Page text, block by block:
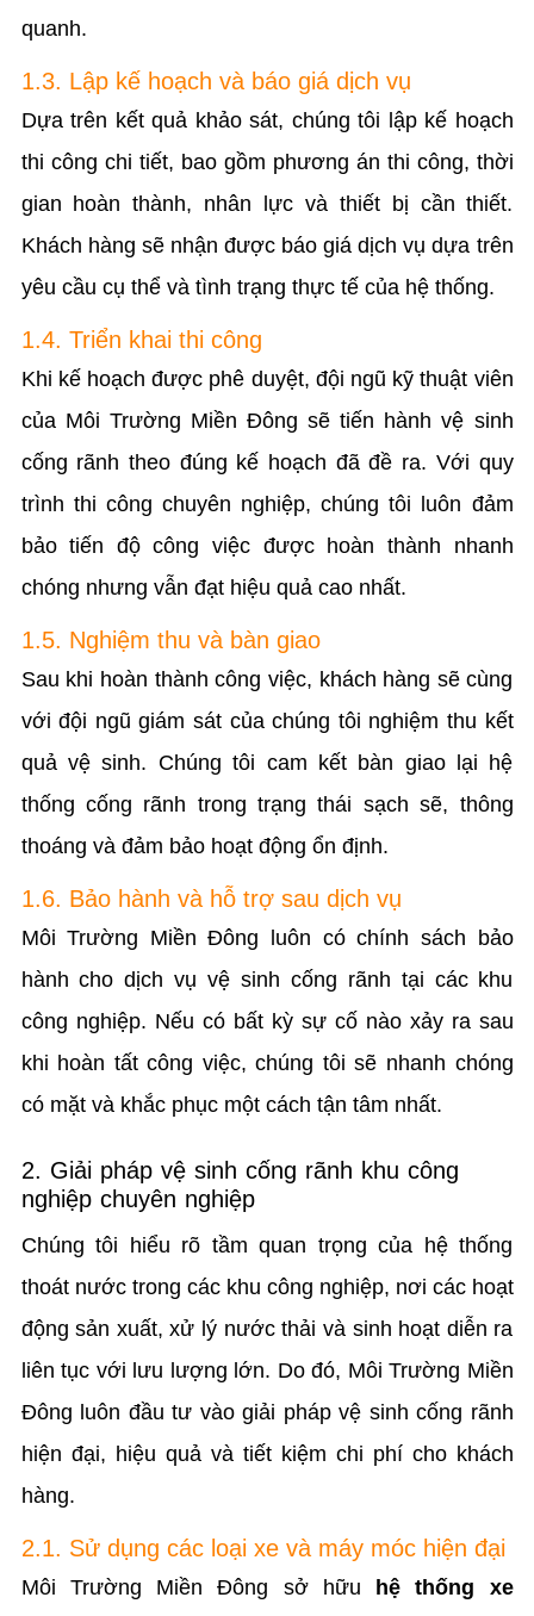
quanh.
1.3. Lập kế hoạch và báo giá dịch vụ
Dựa trên kết quả khảo sát, chúng tôi lập kế hoạch
thi công chi tiết, bao gồm phương án thi công, thời
gian hoàn thành, nhân lực và thiết bị cần thiết.
Khách hàng sẽ nhận được báo giá dịch vụ dựa trên
yêu cầu cụ thể và tình trạng thực tế của hệ thống.
1.4. Triển khai thi công
Khi kế hoạch được phê duyệt, đội ngũ kỹ thuật viên
của Môi Trường Miền Đông sẽ tiến hành vệ sinh
cống rãnh theo đúng kế hoạch đã đề ra. Với quy
trình thi công chuyên nghiệp, chúng tôi luôn đảm
bảo tiến độ công việc được hoàn thành nhanh
chóng nhưng vẫn đạt hiệu quả cao nhất.
1.5. Nghiệm thu và bàn giao
Sau khi hoàn thành công việc, khách hàng sẽ cùng
với đội ngũ giám sát của chúng tôi nghiệm thu kết
quả vệ sinh. Chúng tôi cam kết bàn giao lại hệ
thống cống rãnh trong trạng thái sạch sẽ, thông
thoáng và đảm bảo hoạt động ổn định.
1.6. Bảo hành và hỗ trợ sau dịch vụ
Môi Trường Miền Đông luôn có chính sách bảo
hành cho dịch vụ vệ sinh cống rãnh tại các khu
công nghiệp. Nếu có bất kỳ sự cố nào xảy ra sau
khi hoàn tất công việc, chúng tôi sẽ nhanh chóng
có mặt và khắc phục một cách tận tâm nhất.
2. Giải pháp vệ sinh cống rãnh khu công
nghiệp chuyên nghiệp
Chúng tôi hiểu rõ tầm quan trọng của hệ thống
thoát nước trong các khu công nghiệp, nơi các hoạt
động sản xuất, xử lý nước thải và sinh hoạt diễn ra
liên tục với lưu lượng lớn. Do đó, Môi Trường Miền
Đông luôn đầu tư vào giải pháp vệ sinh cống rãnh
hiện đại, hiệu quả và tiết kiệm chi phí cho khách
hàng.
2.1. Sử dụng các loại xe và máy móc hiện đại
Môi Trường Miền Đông sở hữu
hệ thống xe